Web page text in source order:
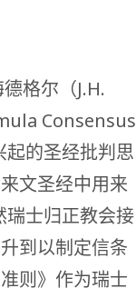
格尔（J.H.
Consensus
的圣经批判思
文圣经中用来
士归正教会接
到以制定信条
则》作为瑞士